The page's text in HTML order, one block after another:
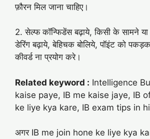
फ़ौरन मिल जाना चाहिए।
2. सेल्फ कॉन्फिडेंस बढ़ाये, किसी के सामने
डेरिंग बढ़ाये, बेहिचक बोलिये, पॉइंट को
कीवर्ड ना प्रयोग करे।
Related keyword : Intelligence
kaise paye, IB me kaise jaye, IB
ke liye kya kare, IB exam tips in
अगर IB me join hone ke liye kya